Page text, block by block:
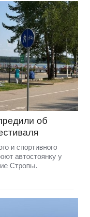
об
и спортивного
автостоянку у
Стропы.